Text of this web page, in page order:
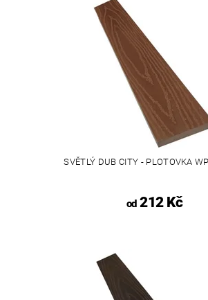
SVĚTLÝ DUB CITY - PLOTOVKA
od212 Kč